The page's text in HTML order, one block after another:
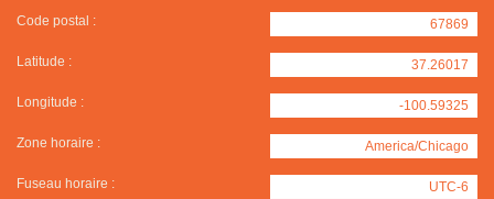
Code postal : 67869
Latitude : 37.26017
Longitude : -100.59325
Zone horaire : America/Chicago
Fuseau horaire : UTC-6